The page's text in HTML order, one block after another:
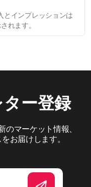
とインプレッションは
れます。
ー登録
マーケット情報、
お届けします。